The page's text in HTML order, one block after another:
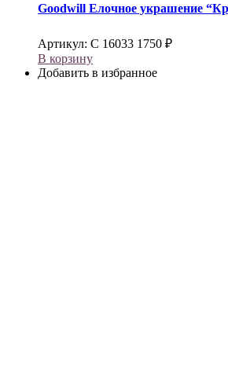
Goodwill Елочное украшение
Артикул: С 16033 1750 ₽
В корзину
Добавить в избранное